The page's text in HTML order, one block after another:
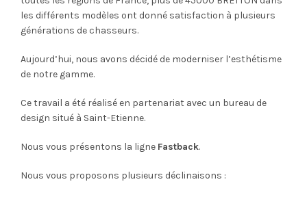
les différents modèles ont donné satisfaction à plusieurs
générations de chasseurs.
Aujourd’hui, nous avons décidé de moderniser l’esthétisme
de notre gamme.
Ce travail a été réalisé en partenariat avec un bureau de
design situé à Saint-Etienne.
Nous vous présentons la ligne Fastback.
Nous vous proposons plusieurs déclinaisons :